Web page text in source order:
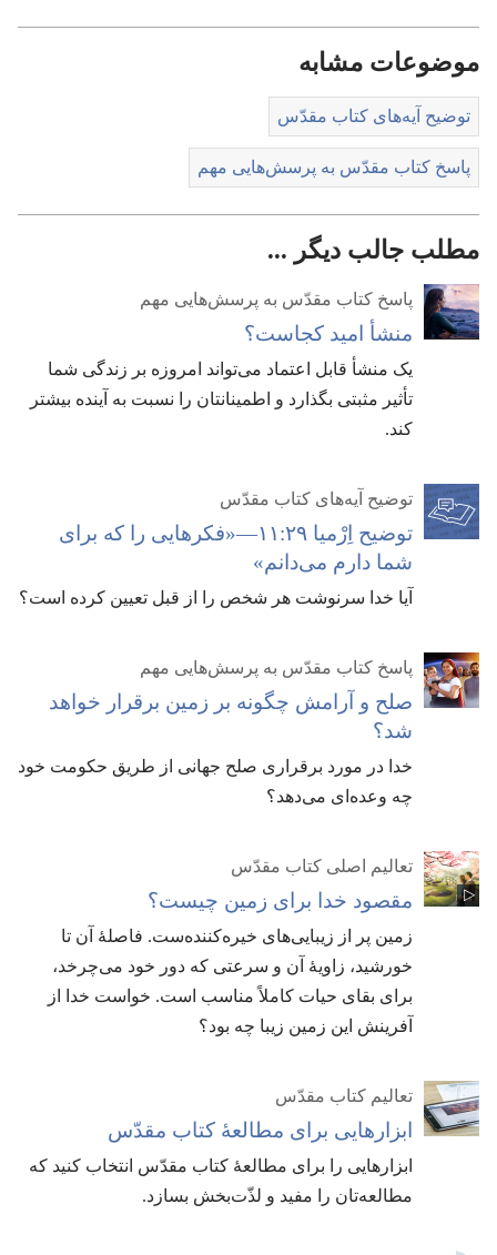
موضوعات مشابه
توضیح آیه‌های کتاب مقدّس
پاسخ کتاب مقدّس به پرسش‌هایی مهم
مطلب جالب دیگر ...
پاسخ کتاب مقدّس به پرسش‌هایی مهم
منشأ امید کجاست؟‏
یک منشأ قابل اعتماد می‌تواند امروزه بر زندگی شما
تأثیر مثبتی بگذارد و اطمینانتان را نسبت به آینده بیشتر
کند.‏
توضیح آیه‌های کتاب مقدّس
توضیح اِرْمیا ۲۹:‏۱۱—‏«فکرهایی را که برای
شما دارم می‌دانم»‏
آیا خدا سرنوشت هر شخص را از قبل تعیین کرده است؟‏
پاسخ کتاب مقدّس به پرسش‌هایی مهم
صلح و آرامش چگونه بر زمین برقرار خواهد
شد؟‏
خدا در مورد برقراری صلح جهانی از طریق حکومت خود
چه وعده‌ای می‌دهد؟‏
تعالیم اصلی کتاب مقدّس
مقصود خدا برای زمین چیست؟‏
زمین پر از زیبایی‌های خیره‌کننده‌ست.‏ فاصلهٔ آن تا
خورشید،‏ زاویهٔ آن و سرعتی که دور خود می‌چرخد،‏
برای بقای حیات کاملاً مناسب است.‏ خواست خدا از
آفرینش این زمین زیبا چه بود؟‏
تعالیم کتاب مقدّس
ابزارهایی برای مطالعهٔ کتاب مقدّس
ابزارهایی را برای مطالعهٔ کتاب مقدّس انتخاب کنید که
مطالعه‌تان را مفید و لذّت‌بخش بسازد.‏